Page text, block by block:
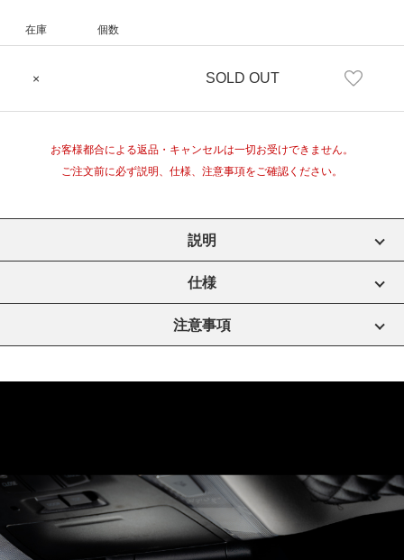
在庫 個数
× SOLD OUT
お客様都合による返品・キャンセルは一切お受けできません。
ご注文前に必ず説明、仕様、注意事項をご確認ください。
説明
仕様
注意事項